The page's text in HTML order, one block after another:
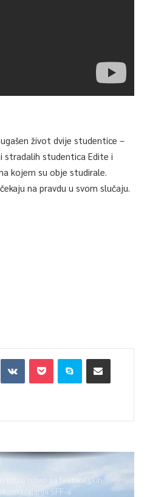
život dvije studentice –
stradalih studentica Edite i
kojem su obje studirale.
na pravdu u svom slučaju.
jutro uživo sa festivalskih
trajanja SFF-a